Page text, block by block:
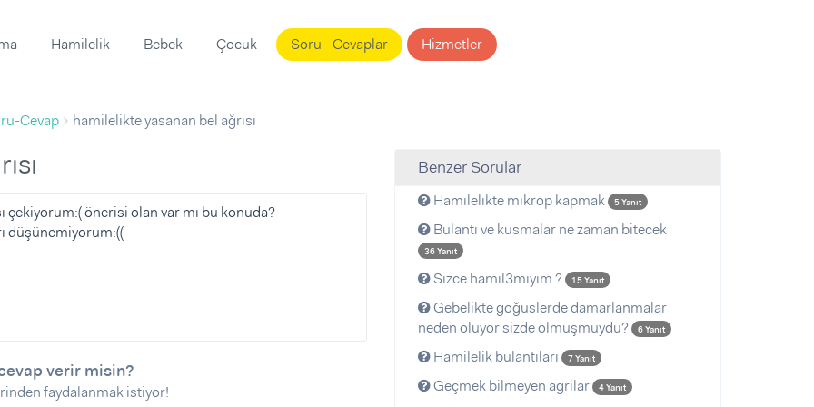
Hamilelik Bebek Çocuk Soru - Cevaplar Hizmetler
Cevap hamilelikte yasanan bel ağrısı
çekiyorum:( önerisi olan var mı bu konuda?
düşünemiyorum:((
verir misin?
faydalanmak istiyor!
Benzer Sorular
Hamılelıkte mıkrop kapmak 5 Yanıt
Bulantı ve kusmalar ne zaman bitecek
36 Yanıt
Sizce hamil3miyim ? 15 Yanıt
Gebelikte göğüslerde damarlanmalar
neden oluyor sizde olmuşmuydu?
6 Yanıt
Hamilelik bulantıları 7 Yanıt
Geçmek bilmeyen agrilar 4 Yanıt